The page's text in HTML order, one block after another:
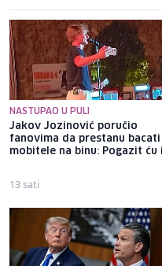
NASTUPAO U PULI
Jakov Jozinović poručio
fanovima da prestanu bacati
mobitele na binu: Pogazit ću
13 sati